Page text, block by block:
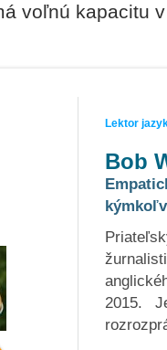
voľnú kapacitu
Lektor
Bob
2015.